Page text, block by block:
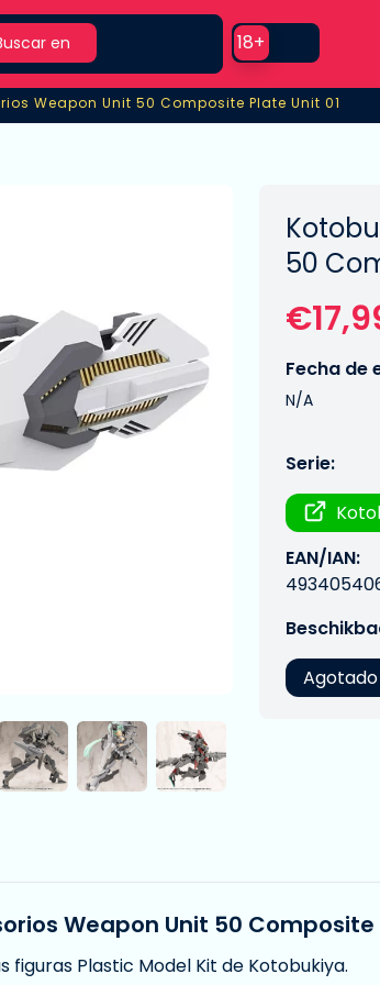
en
Use setting
18+
Weapon Unit 50 Composite Plate Unit 01
Weapon Unit 50 Composite Plate Unit 01
50
Fecha de
N/A
Serie:
EAN/IAN:
Agotado
Weapon Unit 50 Composite
figuras Plastic Model Kit de Kotobukiya.